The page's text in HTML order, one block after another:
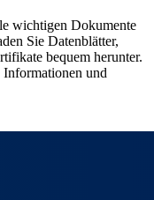
wichtigen Dokumente
Sie Datenblätter,
bequem herunter.
und